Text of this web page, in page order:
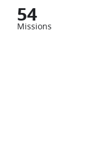
54
Missions